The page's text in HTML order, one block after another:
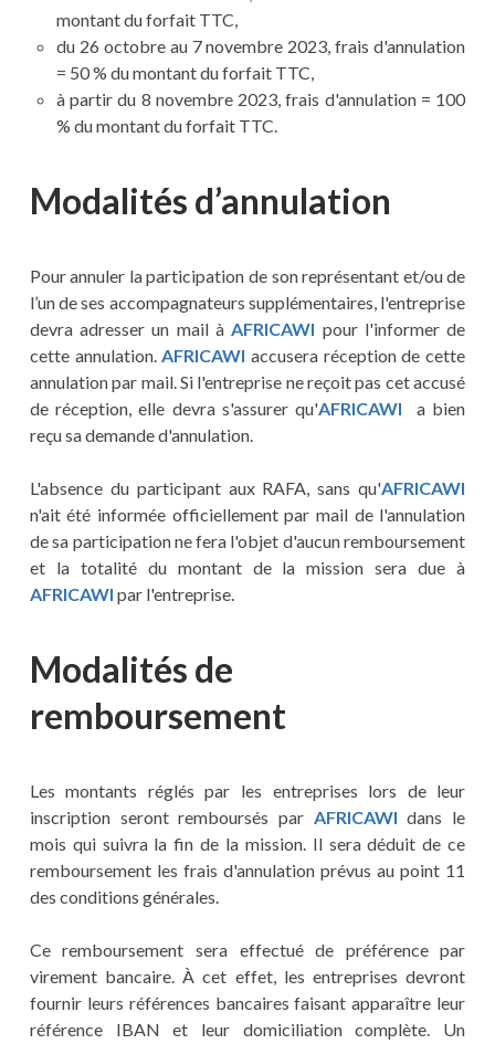
montant du forfait TTC,
du 26 octobre au 7 novembre 2023, frais d'annulation
= 50 % du montant du forfait TTC,
à partir du 8 novembre 2023, frais d'annulation = 100
% du montant du forfait TTC.
Modalités d’annulation
Pour annuler la participation de son représentant et/ou de
l’un de ses accompagnateurs supplémentaires, l'entreprise
devra adresser un mail àAFRICAWI pour l'informer de
cette annulation.AFRICAWIaccusera réception de cette
annulation par mail. Si l'entreprise ne reçoit pas cet accusé
de réception, elle devra s'assurer qu'AFRICAWI
a bien
reçu sa demande d'annulation.
L'absence du participant aux RAFA, sans qu'AFRICAWI
n'ait été informée officiellement par mail de l'annulation
de sa participation ne fera l'objet d'aucun remboursement
et la totalité du montant de la mission sera due à
AFRICAWI par l'entreprise.
Modalités de
remboursement
Les montants réglés par les entreprises lors de leur
inscription seront remboursés par AFRICAWIdans le
mois qui suivra la fin de la mission. Il sera déduit de ce
remboursement les frais d'annulation prévus au point 11
des conditions générales.
Ce remboursement sera effectué de préférence par
virement bancaire. À cet effet, les entreprises devront
fournir leurs références bancaires faisant apparaître leur
référence IBAN et leur domiciliation complète. Un